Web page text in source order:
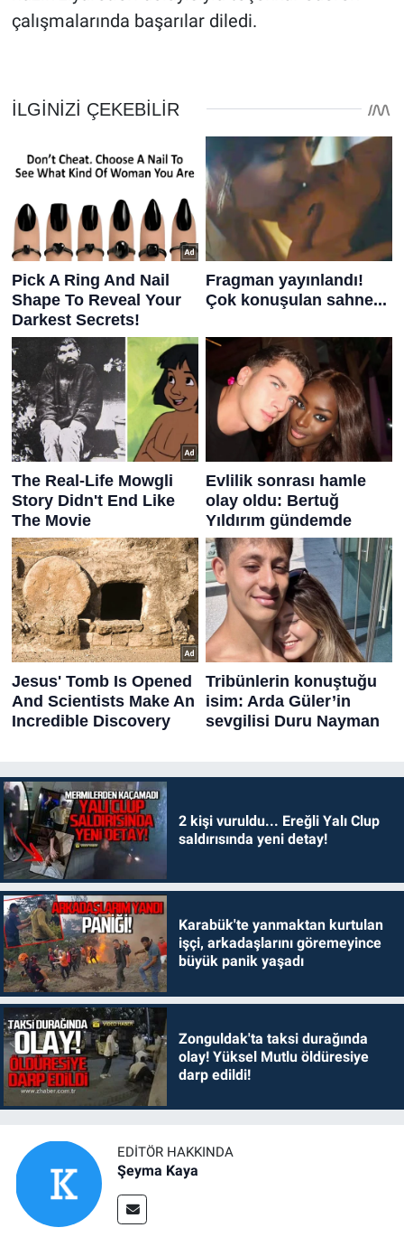
çalışmalarında başarılar diledi.
2 kişi vuruldu... Ereğli Yalı Clup
saldırısında yeni detay!
Karabük'te yanmaktan kurtulan
işçi, arkadaşlarını göremeyince
büyük panik yaşadı
Zonguldak'ta taksi durağında
olay! Yüksel Mutlu öldüresiye
darp edildi!
EDITÖR HAKKINDA
Şeyma Kaya